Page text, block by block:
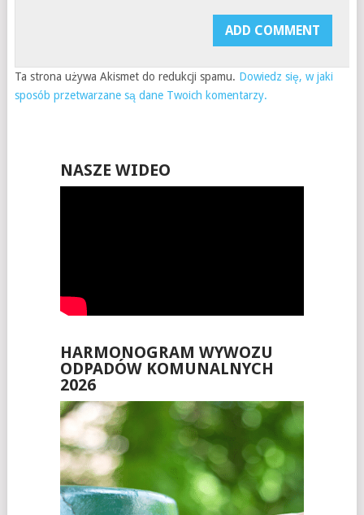
Ta strona używa Akismet do redukcji spamu. Dowiedz się, w jaki
sposób przetwarzane są dane Twoich komentarzy.
NASZE WIDEO
HARMONOGRAM WYWOZU
ODPADÓW KOMUNALNYCH
2026